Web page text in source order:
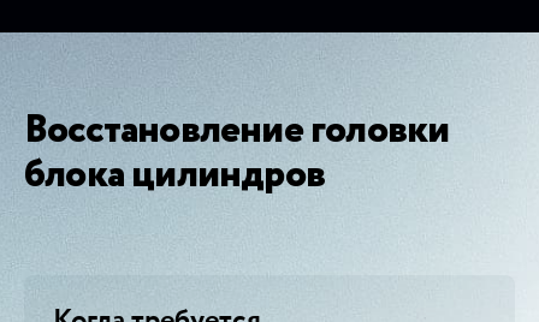
Восстановление головки
блока цилиндров